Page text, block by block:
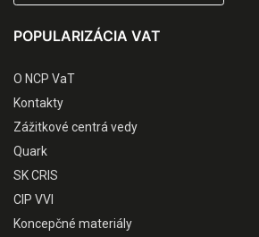
POPULARIZÁCIA VAT
O NCP VaT
Kontakty
Zážitkové centrá vedy
Quark
SK CRIS
CIP VVI
Koncepčné materiály